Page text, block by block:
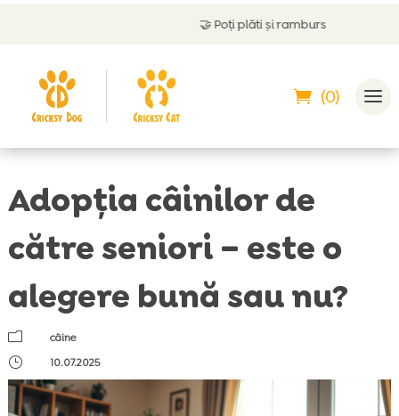
Poți plăti și ramburs
(0)
Adopția câinilor de
către seniori – este o
alegere bună sau nu?
m
câine
}
10.07.2025